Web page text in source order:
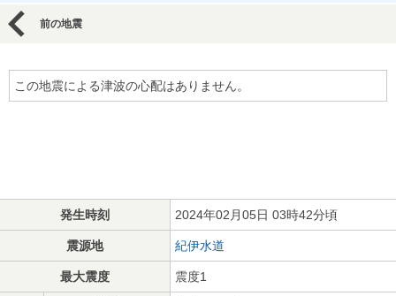
前の地震
この地震による津波の心配はありません。
発生時刻 2024年02月05日 03時42分頃
震源地 紀伊水道
最大震度 震度1